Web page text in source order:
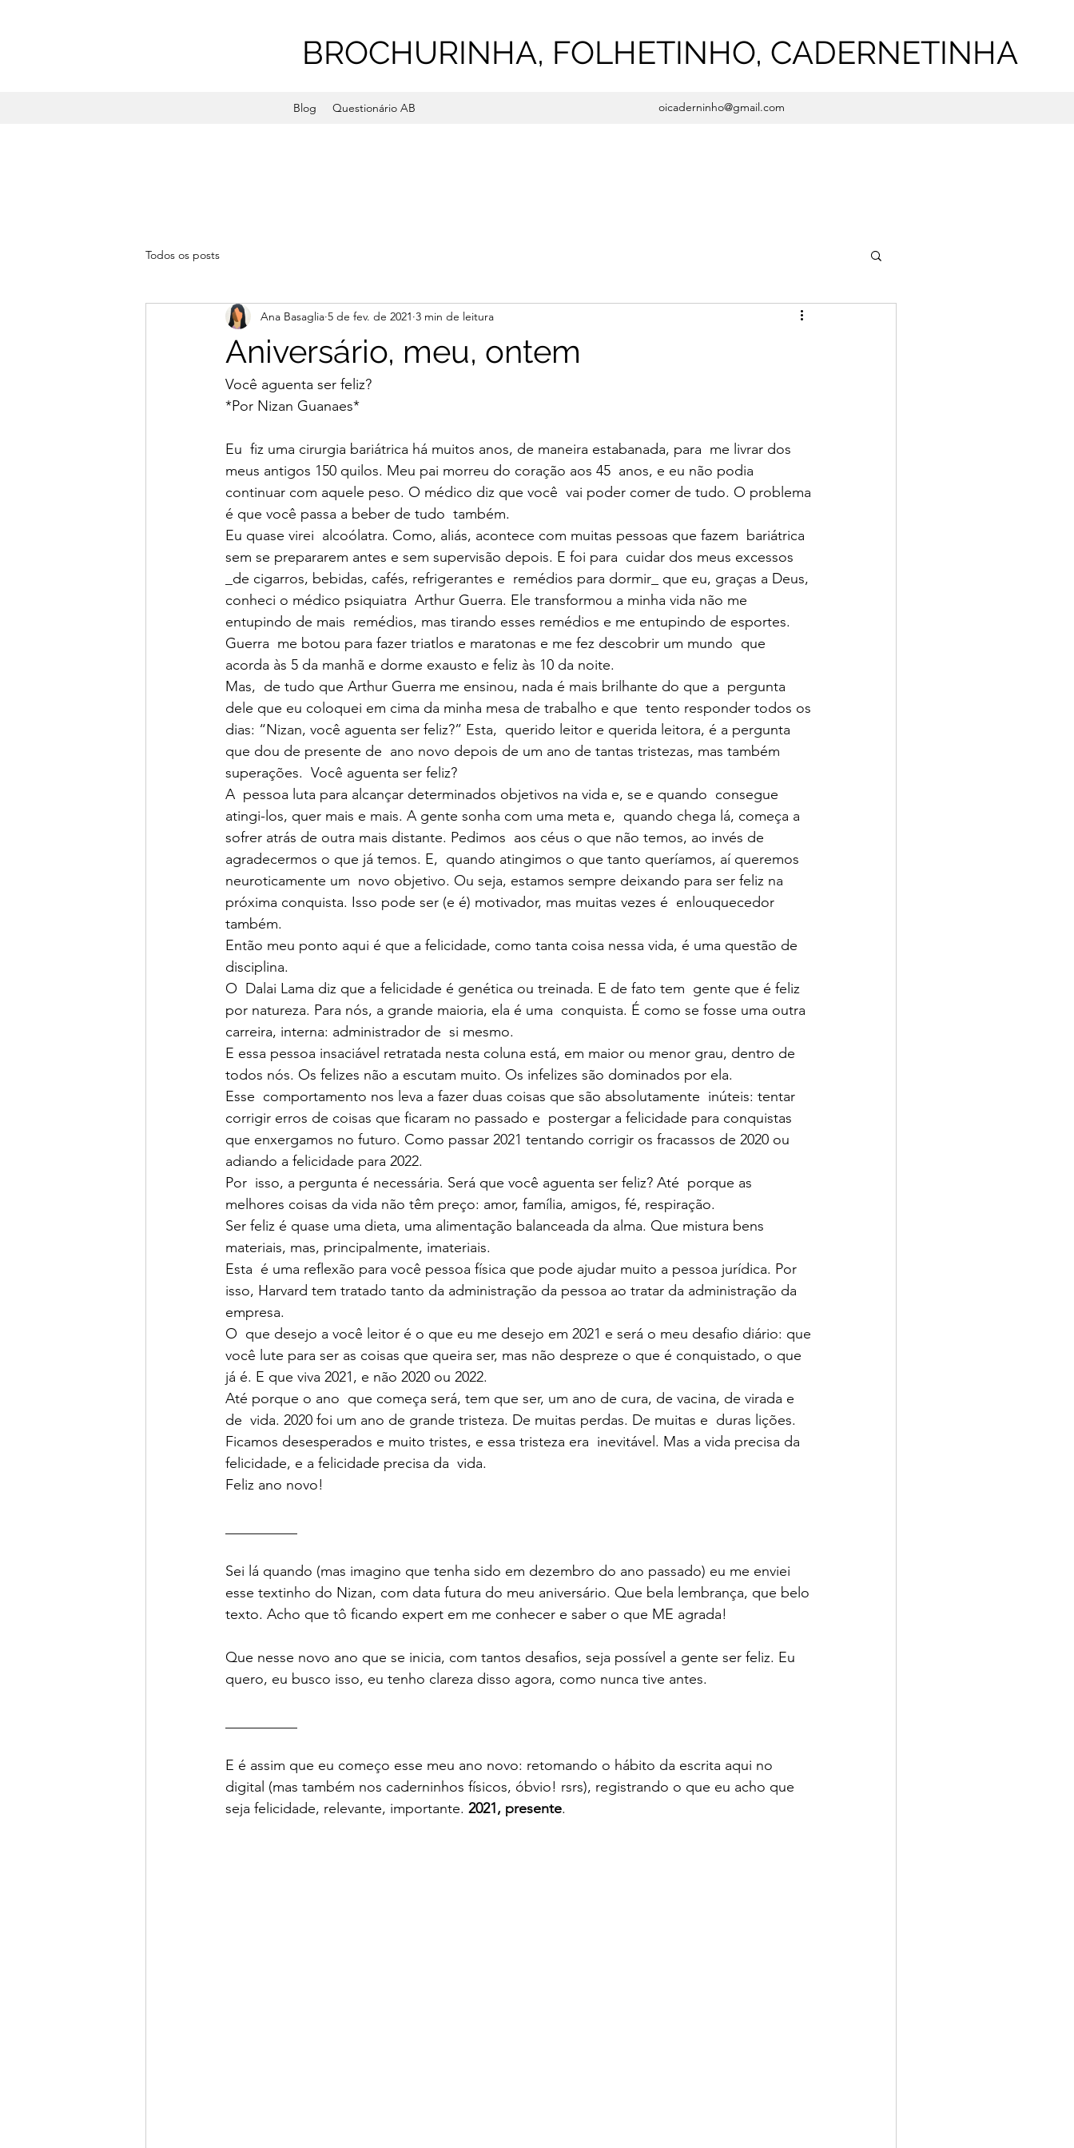
BROCHURINHA, FOLHETINHO, CADERNETINHA
Blog Questionário AB oicaderninho@gmail.com
Todos os posts
Aniversário, meu, ontem
Ana Basaglia 5 de fev. de 2021 3 min de leitura
Você aguenta ser feliz?
*Por Nizan Guanaes*
Eu  fiz uma cirurgia bariátrica há muitos anos, de maneira estabanada, para  me livrar dos
meus antigos 150 quilos. Meu pai morreu do coração aos 45  anos, e eu não podia
continuar com aquele peso. O médico diz que você  vai poder comer de tudo. O problema
é que você passa a beber de tudo  também.
Eu quase virei  alcoólatra. Como, aliás, acontece com muitas pessoas que fazem  bariátrica
sem se prepararem antes e sem supervisão depois. E foi para  cuidar dos meus excessos
_de cigarros, bebidas, cafés, refrigerantes e  remédios para dormir_ que eu, graças a Deus,
conheci o médico psiquiatra  Arthur Guerra. Ele transformou a minha vida não me
entupindo de mais  remédios, mas tirando esses remédios e me entupindo de esportes.
Guerra  me botou para fazer triatlos e maratonas e me fez descobrir um mundo  que
acorda às 5 da manhã e dorme exausto e feliz às 10 da noite.
Mas,  de tudo que Arthur Guerra me ensinou, nada é mais brilhante do que a  pergunta
dele que eu coloquei em cima da minha mesa de trabalho e que  tento responder todos os
dias: “Nizan, você aguenta ser feliz?” Esta,  querido leitor e querida leitora, é a pergunta
que dou de presente de  ano novo depois de um ano de tantas tristezas, mas também
superações.  Você aguenta ser feliz?
A  pessoa luta para alcançar determinados objetivos na vida e, se e quando  consegue
atingi-los, quer mais e mais. A gente sonha com uma meta e,  quando chega lá, começa a
sofrer atrás de outra mais distante. Pedimos  aos céus o que não temos, ao invés de
agradecermos o que já temos. E,  quando atingimos o que tanto queríamos, aí queremos
neuroticamente um  novo objetivo. Ou seja, estamos sempre deixando para ser feliz na
próxima conquista. Isso pode ser (e é) motivador, mas muitas vezes é  enlouquecedor
também.
Então meu ponto aqui é que a felicidade, como tanta coisa nessa vida, é uma questão de
disciplina.
O  Dalai Lama diz que a felicidade é genética ou treinada. E de fato tem  gente que é feliz
por natureza. Para nós, a grande maioria, ela é uma  conquista. É como se fosse uma outra
carreira, interna: administrador de  si mesmo.
E essa pessoa insaciável retratada nesta coluna está, em maior ou menor grau, dentro de
todos nós. Os felizes não a escutam muito. Os infelizes são dominados por ela.
Esse  comportamento nos leva a fazer duas coisas que são absolutamente  inúteis: tentar
corrigir erros de coisas que ficaram no passado e  postergar a felicidade para conquistas
que enxergamos no futuro. Como passar 2021 tentando corrigir os fracassos de 2020 ou
adiando a felicidade para 2022.
Por  isso, a pergunta é necessária. Será que você aguenta ser feliz? Até  porque as
melhores coisas da vida não têm preço: amor, família, amigos, fé, respiração.
Ser feliz é quase uma dieta, uma alimentação balanceada da alma. Que mistura bens
materiais, mas, principalmente, imateriais.
Esta  é uma reflexão para você pessoa física que pode ajudar muito a pessoa jurídica. Por
isso, Harvard tem tratado tanto da administração da pessoa ao tratar da administração da
empresa.
O  que desejo a você leitor é o que eu me desejo em 2021 e será o meu desafio diário: que
você lute para ser as coisas que queira ser, mas não despreze o que é conquistado, o que
já é. E que viva 2021, e não 2020 ou 2022.
Até porque o ano  que começa será, tem que ser, um ano de cura, de vacina, de virada e
de  vida. 2020 foi um ano de grande tristeza. De muitas perdas. De muitas e  duras lições.
Ficamos desesperados e muito tristes, e essa tristeza era  inevitável. Mas a vida precisa da
felicidade, e a felicidade precisa da  vida.
Feliz ano novo!
Sei lá quando (mas imagino que tenha sido em dezembro do ano passado) eu me enviei
esse textinho do Nizan, com data futura do meu aniversário. Que bela lembrança, que belo
texto. Acho que tô ficando expert em me conhecer e saber o que ME agrada!
Que nesse novo ano que se inicia, com tantos desafios, seja possível a gente ser feliz. Eu
quero, eu busco isso, eu tenho clareza disso agora, como nunca tive antes.
E é assim que eu começo esse meu ano novo: retomando o hábito da escrita aqui no
digital (mas também nos caderninhos físicos, óbvio! rsrs), registrando o que eu acho que
seja felicidade, relevante, importante. 2021, presente.